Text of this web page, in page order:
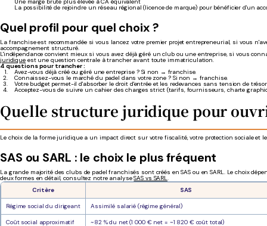
La possibilité de rejoindre un réseau régional (licence de marque) pour bénéficier d'un
Quel profil pour quel choix ?
La franchise est recommandée si vous lancez votre premier projet entrepreneurial, si vous
accompagnement structuré.
L'indépendance convient mieux si vous avez déjà géré un club ou une entreprise, si vous
juridiqueest une question centrale à trancher avant toute immatriculation.
4 questions pour trancher :
Avez-vous déjà créé ou géré une entreprise ? Si non → franchise.
Connaissez-vous le marché du padel dans votre zone ? Si non → franchise.
Votre budget permet-il d'absorber le droit d'entrée et les redevances sans tension de
Acceptez-vous de suivre un cahier des charges strict (tarifs, fournisseurs, charte
Quelle structure juridique pour
Le choix de la forme juridique a un impact direct sur votre fiscalité, votre protection sociale
SAS ou SARL : le choix le plus fréquent
La grande majorité des clubs de padel franchisés sont créés en SAS ou en SARL. Le choix
deux formes en détail, consultez notre analyseSAS vs SARL.
Critère
SAS
Régime social du dirigeant Assimilé salarié (régime général)
Coût social approximatif ~82 % du net (1 000 € net = ~1 820 € coût total)